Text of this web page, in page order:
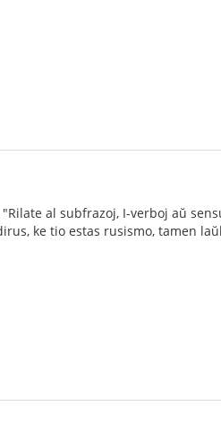
"Rilate al subfrazoj, I-verboj aŭ
ke tio estas rusismo, tamen